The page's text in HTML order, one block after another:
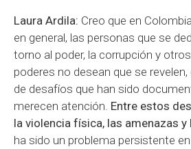
Laura Ardila: Creo que en
en general, las personas que se
torno al poder, la corrupción y
poderes no desean que se
de desafíos que han sido
merecen atención. Entre estos
la violencia física, las amenazas y
ha sido un problema persistente